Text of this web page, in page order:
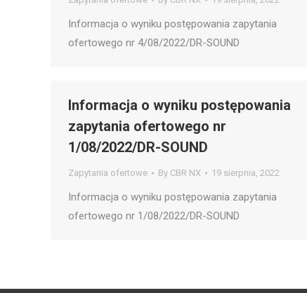
Informacja o wyniku postępowania zapytania
ofertowego nr 4/08/2022/DR-SOUND
Informacja o wyniku postępowania
zapytania ofertowego nr
1/08/2022/DR-SOUND
Zapytania ofertowe By CBR NX 19 sierpnia, 2022
Informacja o wyniku postępowania zapytania
ofertowego nr 1/08/2022/DR-SOUND